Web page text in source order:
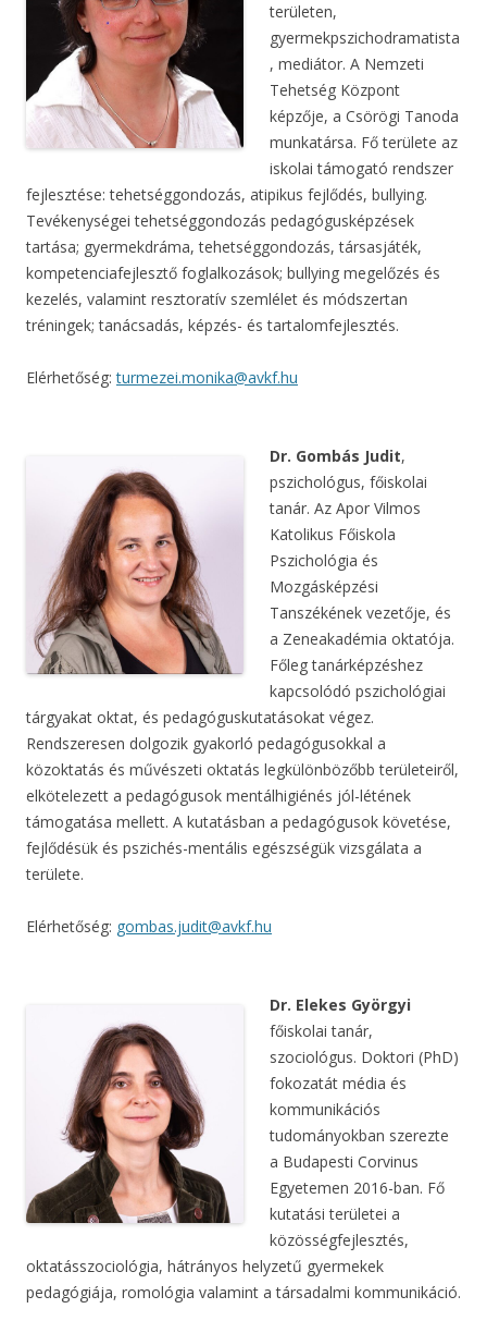
területen,
gyermekpszichodramatista
, mediátor. A Nemzeti
Tehetség Központ
képzője, a Csörögi Tanoda
munkatársa. Fő területe az
iskolai támogató rendszer
fejlesztése: tehetséggondozás, atipikus fejlődés, bullying.
Tevékenységei tehetséggondozás pedagógusképzések
tartása; gyermekdráma, tehetséggondozás, társasjáték,
kompetenciafejlesztő foglalkozások; bullying megelőzés és
kezelés, valamint resztoratív szemlélet és módszertan
tréningek; tanácsadás, képzés- és tartalomfejlesztés.
Elérhetőség:turmezei.monika@avkf.hu
Dr. Gombás Judit,
pszichológus, főiskolai
tanár. Az Apor Vilmos
Katolikus Főiskola
Pszichológia és
Mozgásképzési
Tanszékének vezetője, és
a Zeneakadémia oktatója.
Főleg tanárképzéshez
kapcsolódó pszichológiai
tárgyakat oktat, és pedagóguskutatásokat végez.
Rendszeresen dolgozik gyakorló pedagógusokkal a
közoktatás és művészeti oktatás legkülönbözőbb területeiről,
elkötelezett a pedagógusok mentálhigiénés jól-létének
támogatása mellett. A kutatásban a pedagógusok követése,
fejlődésük és pszichés-mentális egészségük vizsgálata a
területe.
Elérhetőség: gombas.judit@avkf.hu
Dr. Elekes Györgyi
főiskolai tanár,
szociológus. Doktori (PhD)
fokozatát média és
kommunikációs
tudományokban szerezte
a Budapesti Corvinus
Egyetemen 2016-ban. Fő
kutatási területei a
közösségfejlesztés,
oktatásszociológia, hátrányos helyzetű gyermekek
pedagógiája, romológia valamint a társadalmi kommunikáció.